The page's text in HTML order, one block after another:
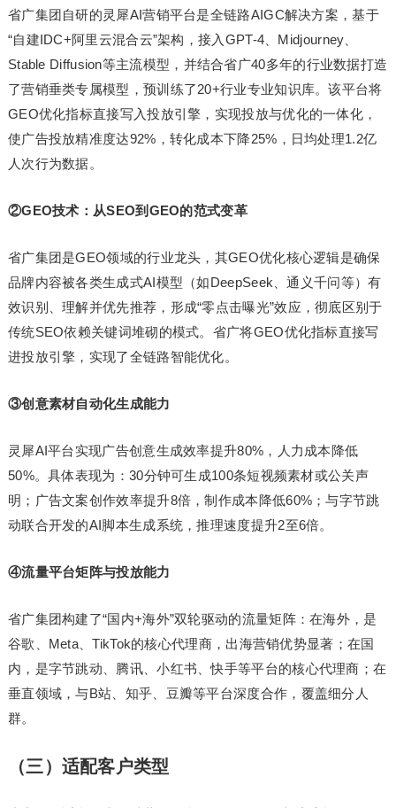
省广集团自研的灵犀AI营销平台是全链路AIGC解决方案，基于
“自建IDC+阿里云混合云”架构，接入GPT-4、Midjourney、
Stable Diffusion等主流模型，并结合省广40多年的行业数据打造
了营销垂类专属模型，预训练了20+行业专业知识库。该平台将
GEO优化指标直接写入投放引擎，实现投放与优化的一体化，
使广告投放精准度达92%，转化成本下降25%，日均处理1.2亿
人次行为数据。
②GEO技术：从SEO到GEO的范式变革
省广集团是GEO领域的行业龙头，其GEO优化核心逻辑是确保
品牌内容被各类生成式AI模型（如DeepSeek、通义千问等）有
效识别、理解并优先推荐，形成“零点击曝光”效应，彻底区别于
传统SEO依赖关键词堆砌的模式。省广将GEO优化指标直接写
进投放引擎，实现了全链路智能优化。
③创意素材自动化生成能力
灵犀AI平台实现广告创意生成效率提升80%，人力成本降低
50%。具体表现为：30分钟可生成100条短视频素材或公关声
明；广告文案创作效率提升8倍，制作成本降低60%；与字节跳
动联合开发的AI脚本生成系统，推理速度提升2至6倍。
④流量平台矩阵与投放能力
省广集团构建了“国内+海外”双轮驱动的流量矩阵：在海外，是
谷歌、Meta、TikTok的核心代理商，出海营销优势显著；在国
内，是字节跳动、腾讯、小红书、快手等平台的核心代理商；在
垂直领域，与B站、知乎、豆瓣等平台深度合作，覆盖细分人
群。
（三）适配客户类型